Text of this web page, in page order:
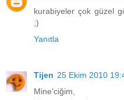
kurabiyeler çok güzel
;)
Yanıtla
Tijen 25 Ekim 2010
Mine'ciğim,